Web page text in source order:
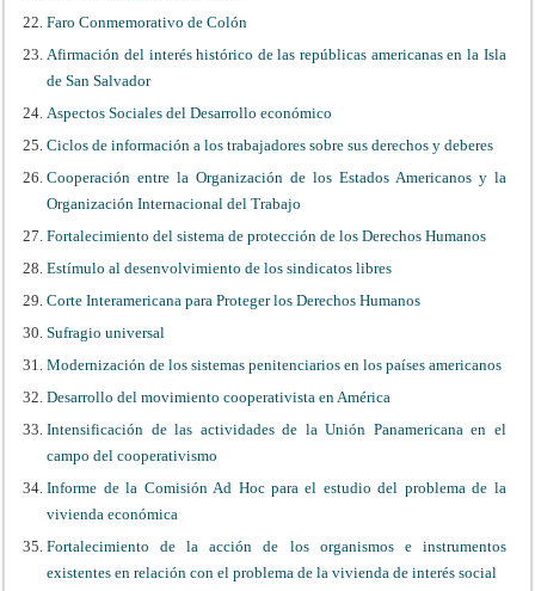
Faro Conmemorativo de Colón
Afirmación del interés histórico de las repúblicas americanas en la Isla
de San Salvador
Aspectos Sociales del Desarrollo económico
Ciclos de información a los trabajadores sobre sus derechos y deberes
Cooperación entre la Organización de los Estados Americanos y la
Organización Internacional del Trabajo
Fortalecimiento del sistema de protección de los Derechos Humanos
Estímulo al desenvolvimiento de los sindicatos libres
Corte Interamericana para Proteger los Derechos Humanos
Sufragio universal
Modernización de los sistemas penitenciarios en los países americanos
Desarrollo del movimiento cooperativista en América
Intensificación de las actividades de la Unión Panamericana en el
campo del cooperativismo
Informe de la Comisión Ad Hoc para el estudio del problema de la
vivienda económica
Fortalecimiento de la acción de los organismos e instrumentos
existentes en relación con el problema de la vivienda de interés social